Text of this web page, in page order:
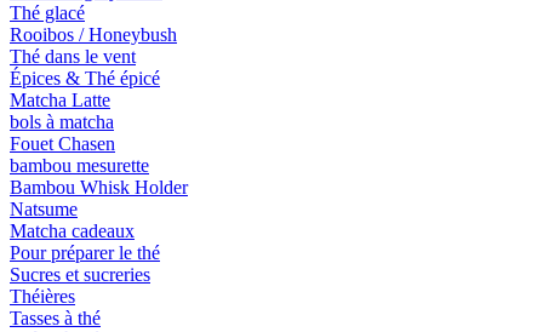
Thé glacé
Rooibos / Honeybush
Thé dans le vent
Épices & Thé épicé
Matcha Latte
bols à matcha
Fouet Chasen
bambou mesurette
Bambou Whisk Holder
Natsume
Matcha cadeaux
Pour préparer le thé
Sucres et sucreries
Théières
Tasses à thé